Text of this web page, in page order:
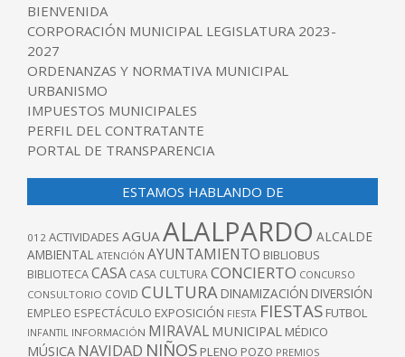
BIENVENIDA
CORPORACIÓN MUNICIPAL LEGISLATURA 2023-
2027
ORDENANZAS Y NORMATIVA MUNICIPAL
URBANISMO
IMPUESTOS MUNICIPALES
PERFIL DEL CONTRATANTE
PORTAL DE TRANSPARENCIA
ESTAMOS HABLANDO DE
012 ACTIVIDADES AGUA ALALPARDO ALCALDE
AMBIENTAL ATENCIÓN AYUNTAMIENTO BIBLIOBUS
BIBLIOTECACASA CASA CULTURACONCIERTO CONCURSO
CONSULTORIO COVID CULTURA DINAMIZACIÓN DIVERSIÓN
EMPLEO ESPECTÁCULO EXPOSICIÓN FIESTA FIESTAS FUTBOL
INFANTIL INFORMACIÓN MIRAVAL MUNICIPAL MÉDICO
MÚSICA NAVIDAD NIÑOS PLENO POZO PREMIOS